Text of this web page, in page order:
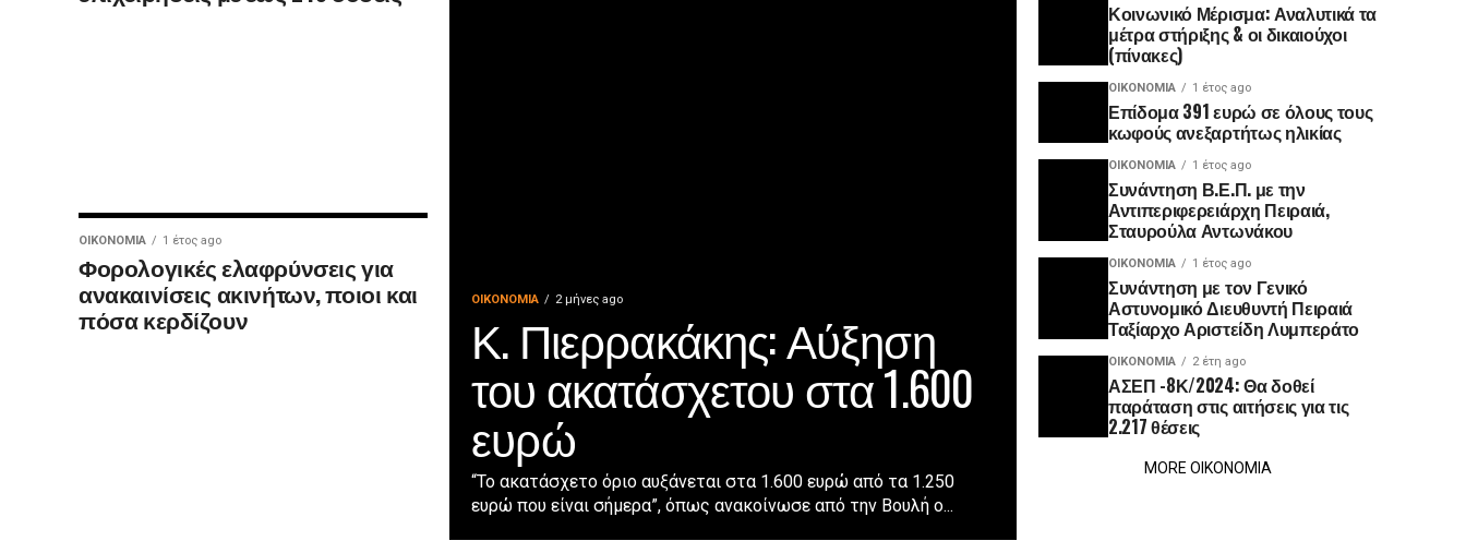
ΟΙΚΟΝΟΜΊΑ 2 μήνες ago
Κ. Πιερρακάκης: Αύξηση
του ακατάσχετου στα 1.600
ευρώ
“Το ακατάσχετο όριο αυξάνεται στα 1.600 ευρώ από τα 1.250
ευρώ που είναι σήμερα”, όπως ανακοίνωσε από την Βουλή ο...
ΟΙΚΟΝΟΜΊΑ 1 έτος ago
Φορολογικές ελαφρύνσεις για
ανακαινίσεις ακινήτων, ποιοι και
πόσα κερδίζουν
Κοινωνικό Μέρισμα: Αναλυτικά τα
μέτρα στήριξης & οι δικαιούχοι
(πίνακες)
ΟΙΚΟΝΟΜΊΑ 1 έτος ago
Επίδομα 391 ευρώ σε όλους τους
κωφούς ανεξαρτήτως ηλικίας
ΟΙΚΟΝΟΜΊΑ 1 έτος ago
Συνάντηση Β.Ε.Π. με την
Αντιπεριφερειάρχη Πειραιά,
Σταυρούλα Αντωνάκου
ΟΙΚΟΝΟΜΊΑ 1 έτος ago
Συνάντηση με τον Γενικό
Αστυνομικό Διευθυντή Πειραιά
Ταξίαρχο Αριστείδη Λυμπεράτο
ΟΙΚΟΝΟΜΊΑ 2 έτη ago
ΑΣΕΠ -8Κ/2024: Θα δοθεί
παράταση στις αιτήσεις για τις
2.217 θέσεις
MORE ΟΙΚΟΝΟΜΙΑ